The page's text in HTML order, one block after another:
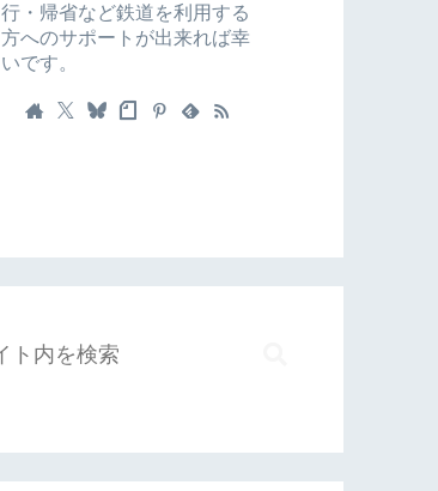
行・帰省など鉄道を利用する
方へのサポートが出来れば幸
いです。